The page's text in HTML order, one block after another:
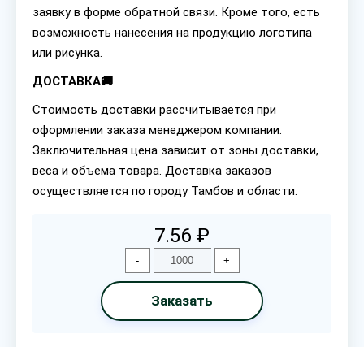
заявку в форме обратной связи. Кроме того, есть
возможность нанесения на продукцию логотипа
или рисунка.
ДОСТАВКА🚚
Стоимость доставки рассчитывается при
оформлении заказа менеджером компании.
Заключительная цена зависит от зоны доставки,
веса и объема товара. Доставка заказов
осуществляется по городу Тамбов и области.
7.56 ₽
- +
Заказать